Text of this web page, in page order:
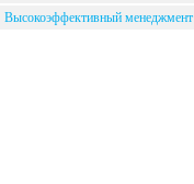
Высокоэффективный менеджмент